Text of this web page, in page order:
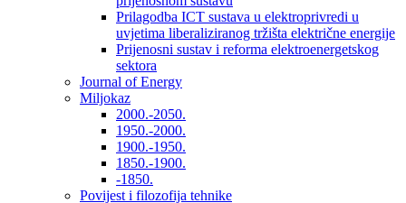
Prilagodba ICT sustava u elektroprivredi u
uvjetima liberaliziranog tržišta električne energije
Prijenosni sustav i reforma elektroenergetskog
sektora
Journal of Energy
Miljokaz
2000.-2050.
1950.-2000.
1900.-1950.
1850.-1900.
-1850.
Povijest i filozofija tehnike